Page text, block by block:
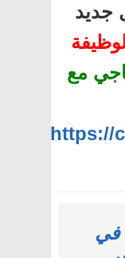
جديد
مع
https://
في